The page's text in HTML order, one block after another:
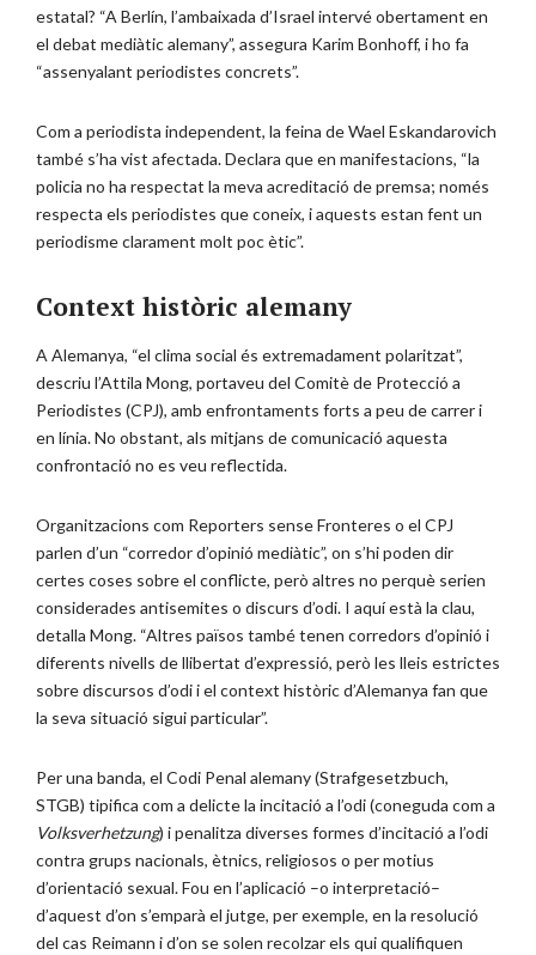
estatal? “A Berlín, l’ambaixada d’Israel intervé obertament en
el debat mediàtic alemany”, assegura Karim Bonhoff, i ho fa
“assenyalant periodistes concrets”.
Com a periodista independent, la feina de Wael Eskandarovich
també s’ha vist afectada. Declara que en manifestacions, “la
policia no ha respectat la meva acreditació de premsa; només
respecta els periodistes que coneix, i aquests estan fent un
periodisme clarament molt poc ètic”.
Context històric alemany
A Alemanya, “el clima social és extremadament polaritzat”,
descriu l’Attila Mong, portaveu del Comitè de Protecció a
Periodistes (CPJ), amb enfrontaments forts a peu de carrer i
en línia. No obstant, als mitjans de comunicació aquesta
confrontació no es veu reflectida.
Organitzacions com Reporters sense Fronteres o el CPJ
parlen d’un “corredor d’opinió mediàtic”, on s’hi poden dir
certes coses sobre el conflicte, però altres no perquè serien
considerades antisemites o discurs d’odi. I aquí està la clau,
detalla Mong. “Altres països també tenen corredors d’opinió i
diferents nivells de llibertat d’expressió, però les lleis estrictes
sobre discursos d’odi i el context històric d’Alemanya fan que
la seva situació sigui particular”.
Per una banda, el Codi Penal alemany (Strafgesetzbuch,
STGB) tipifica com a delicte la incitació a l’odi (coneguda com a
Volksverhetzung) i penalitza diverses formes d’incitació a l’odi
contra grups nacionals, ètnics, religiosos o per motius
d’orientació sexual. Fou en l’aplicació –o interpretació–
d’aquest d’on s’emparà el jutge, per exemple, en la resolució
del cas Reimann i d’on se solen recolzar els qui qualifiquen